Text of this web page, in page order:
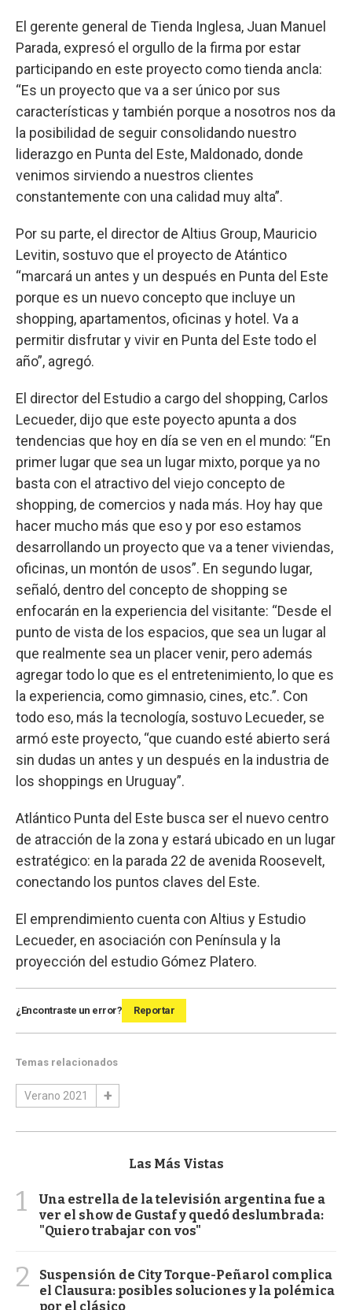
El gerente general de Tienda Inglesa, Juan Manuel
Parada, expresó el orgullo de la firma por estar
participando en este proyecto como tienda ancla:
“Es un proyecto que va a ser único por sus
características y también porque a nosotros nos da
la posibilidad de seguir consolidando nuestro
liderazgo en Punta del Este, Maldonado, donde
venimos sirviendo a nuestros clientes
constantemente con una calidad muy alta”.
Por su parte, el director de Altius Group, Mauricio
Levitin, sostuvo que el proyecto de Atántico
“marcará un antes y un después en Punta del Este
porque es un nuevo concepto que incluye un
shopping, apartamentos, oficinas y hotel. Va a
permitir disfrutar y vivir en Punta del Este todo el
año”, agregó.
El director del Estudio a cargo del shopping, Carlos
Lecueder, dijo que este poyecto apunta a dos
tendencias que hoy en día se ven en el mundo: “En
primer lugar que sea un lugar mixto, porque ya no
basta con el atractivo del viejo concepto de
shopping, de comercios y nada más. Hoy hay que
hacer mucho más que eso y por eso estamos
desarrollando un proyecto que va a tener viviendas,
oficinas, un montón de usos”. En segundo lugar,
señaló, dentro del concepto de shopping se
enfocarán en la experiencia del visitante: “Desde el
punto de vista de los espacios, que sea un lugar al
que realmente sea un placer venir, pero además
agregar todo lo que es el entretenimiento, lo que es
la experiencia, como gimnasio, cines, etc.”. Con
todo eso, más la tecnología, sostuvo Lecueder, se
armó este proyecto, “que cuando esté abierto será
sin dudas un antes y un después en la industria de
los shoppings en Uruguay”.
Atlántico Punta del Este busca ser el nuevo centro
de atracción de la zona y estará ubicado en un lugar
estratégico: en la parada 22 de avenida Roosevelt,
conectando los puntos claves del Este.
El emprendimiento cuenta con Altius y Estudio
Lecueder, en asociación con Península y la
proyección del estudio Gómez Platero.
¿Encontraste un error? Reportar
Temas relacionados
Verano 2021
Las Más Vistas
1
Una estrella de la televisión argentina fue a
ver el show de Gustaf y quedó deslumbrada:
"Quiero trabajar con vos"
2
Suspensión de City Torque-Peñarol complica
el Clausura: posibles soluciones y la polémica
por el clásico